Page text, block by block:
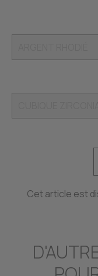
Cet article est